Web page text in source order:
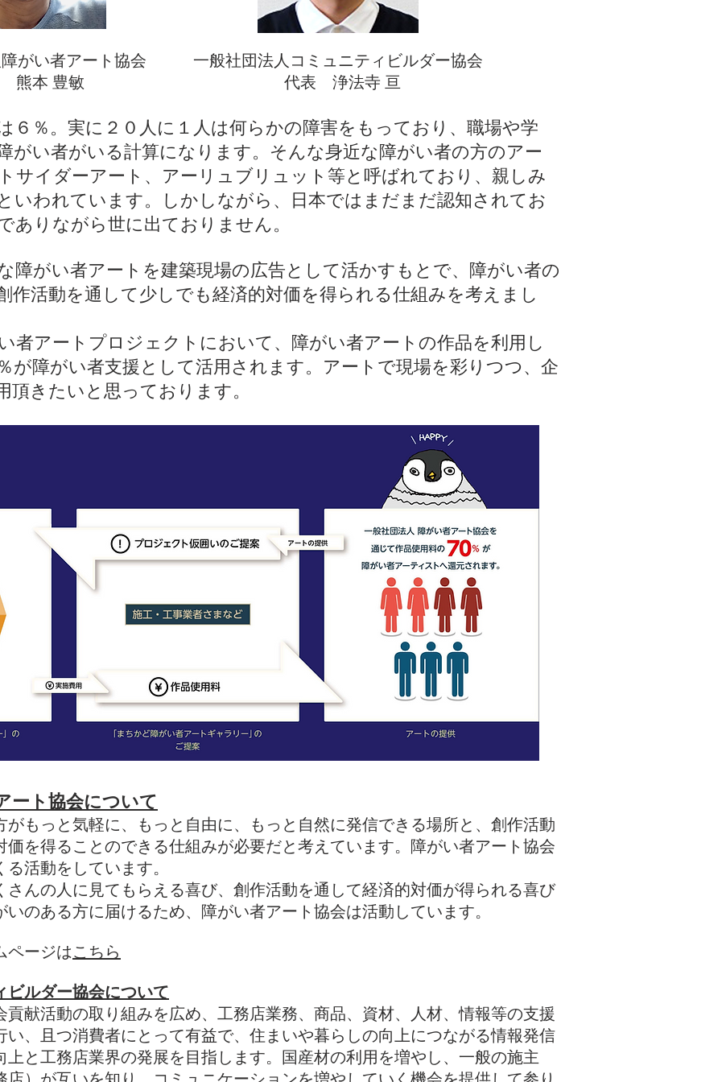
がい者アート協会
熊本 豊敏
一般社団法人コミュニティビルダー協会
​代表 浄法寺 亘
６％。実に２０人に１人は何らかの障害をもっており、職場や学
がい者がいる計算になります。そんな身近な障がい者の方のアー
サイダーアート、アーリュブリュット等と呼ばれており、親しみ
いわれています。しかしながら、日本ではまだまだ認知されてお
ありながら世に出ておりません。
障がい者アートを建築現場の広告として活かすもとで、障がい者の
作活動を通して少しでも経済的対価を得られる仕組みを考えまし
者アートプロジェクトにおいて、障がい者アートの作品を利用し
が障がい者支援として活用されます。アートで現場を彩りつつ、企
頂きたいと思っております。
ート協会について
がもっと気軽に、もっと自由に、もっと自然に発信できる場所と、創作活動
を得ることのできる仕組みが必要だと考えています。 障がい者アート協会
活動をしています。
んの人に見てもらえる喜び、創作活動を通して経済的対価が得られる喜び
いのある方に届けるため、障がい者アート協会は活動しています。
ページはこちら
ビルダー協会について
貢献活動の取り組みを広め、工務店業務、商品、資材、人材、情報等の支援
い、且つ消費者にとって有益で、住まいや暮らしの向上につながる情報発信
と工務店業界の発展を目指します。
国産材の利用を増やし、一般の施主